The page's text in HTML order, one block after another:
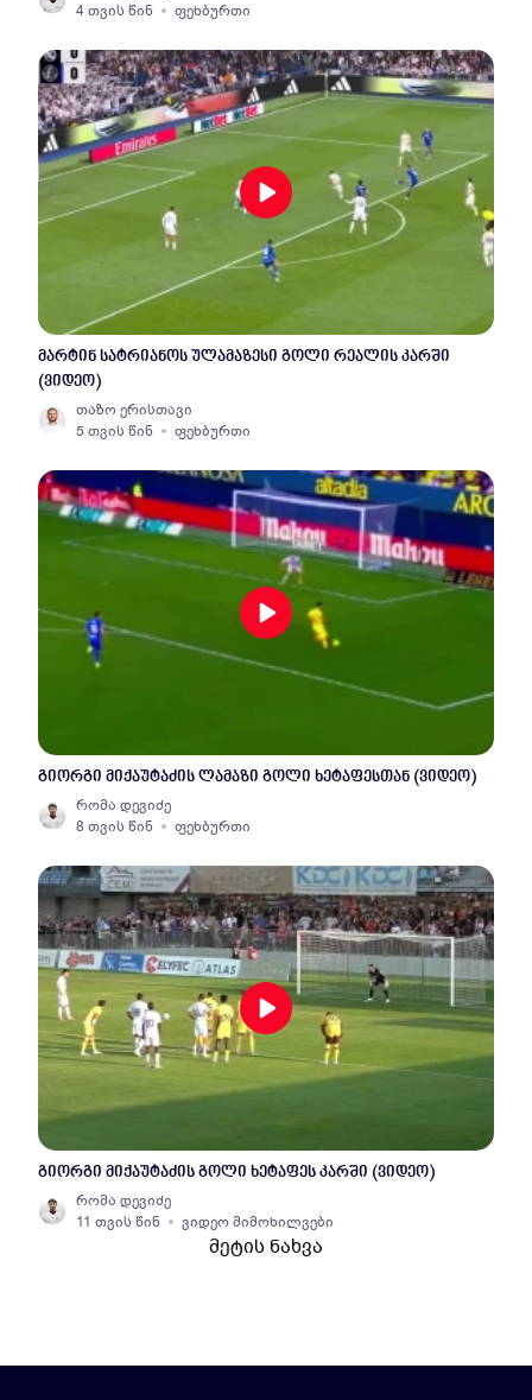
4 თვის წინ
ფეხბურთი
მარტინ სატრიანოს ულამაზესი გოლი რეალის კარში
(ვიდეო)
თაზო ერისთავი
5 თვის წინ
ფეხბურთი
გიორგი მიქაუტაძის ლამაზი გოლი ხეტაფესთან (ვიდეო)
რომა დევიძე
8 თვის წინ
ფეხბურთი
გიორგი მიქაუტაძის გოლი ხეტაფეს კარში (ვიდეო)
რომა დევიძე
11 თვის წინ
ვიდეო მიმოხილვები
მეტის ნახვა